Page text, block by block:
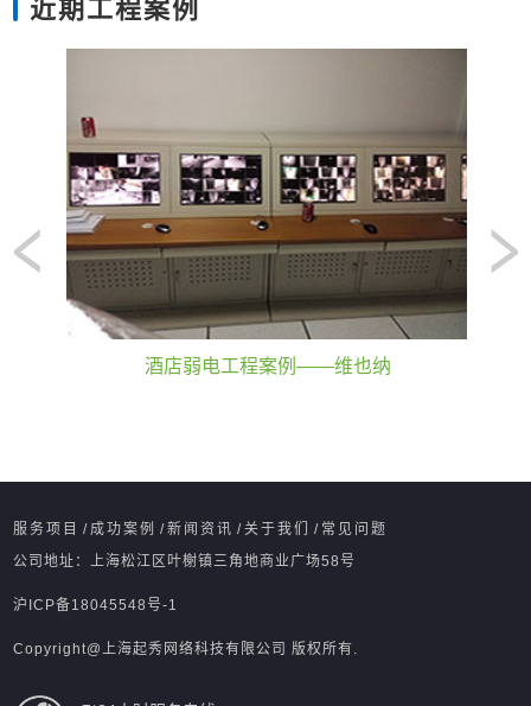
近期工程案例
酒店弱电工程案例——维也纳
服务项目 / 成功案例 / 新闻资讯 / 关于我们 / 常见问题
公司地址：上海松江区叶榭镇三角地商业广场58号
沪ICP备18045548号-1
Copyright@上海起秀网络科技有限公司 版权所有.